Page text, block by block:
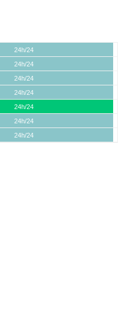
24h/24
24h/24
24h/24
24h/24
24h/24
24h/24
24h/24